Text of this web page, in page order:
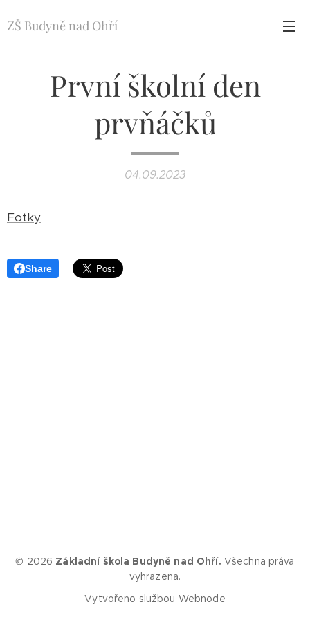
ZŠ Budyně nad Ohří
První školní den
prvňáčků
04.09.2023
Fotky
Share
© 2026 Základní škola Budyně nad Ohří. Všechna práva
vyhrazena.
Vytvořeno službou Webnode